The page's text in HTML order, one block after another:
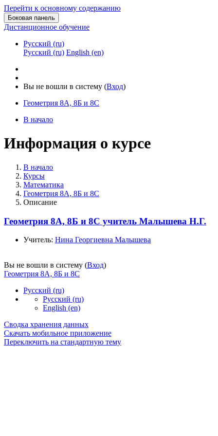
Перейти к основному содержанию
Боковая панель
Дистанционное обучение
Русский ‎(ru)‎
Русский ‎(ru)‎ English ‎(en)‎
Вы не вошли в систему (Вход)
Геометрия 8А, 8Б и 8С
В начало
Информация о курсе
В начало
Курсы
Математика
Геометрия 8А, 8Б и 8С
Описание
Геометрия 8А, 8Б и 8С учитель Малышева Н.Г.
Учитель: Нина Георгиевна Малышева
Вы не вошли в систему (Вход)
Геометрия 8А, 8Б и 8С
Русский ‎(ru)‎
Русский ‎(ru)‎
English ‎(en)‎
Сводка хранения данных
Скачать мобильное приложение
Переключить на стандартную тему